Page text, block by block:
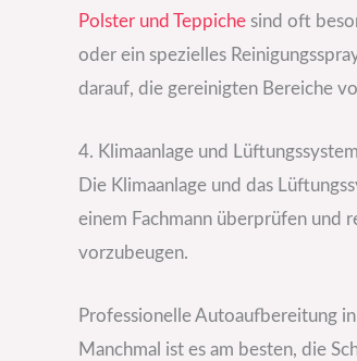
Polster und Teppiche sind oft
oder ein spezielles
darauf, die gereinigten Bereiche
4. Klimaanlage und
Die Klimaanlage und das
einem Fachmann überprüfen und
vorzubeugen.
Professionelle Autoaufbereitung
Manchmal ist es am besten, die